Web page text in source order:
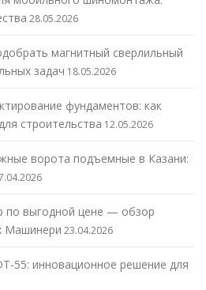
28.05.2026
магнитный сверлильный
задач 18.05.2026
фундаментов: как
строительства 12.05.2026
ворота подъемные в Казани:
по выгодной цене — обзор
Машинери 23.04.2026
55: инновационное решение для